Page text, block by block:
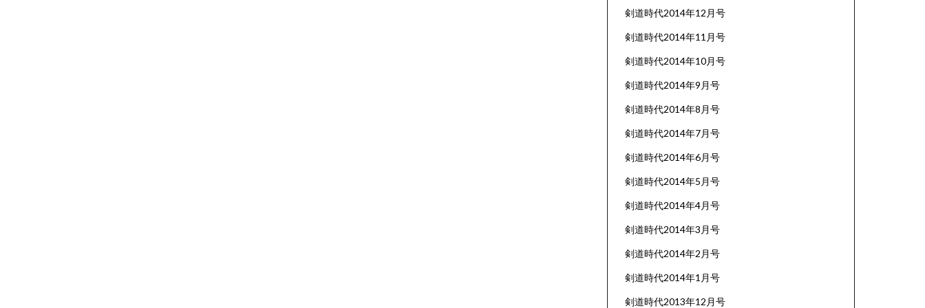
剣道時代2014年12月号
剣道時代2014年11月号
剣道時代2014年10月号
剣道時代2014年9月号
剣道時代2014年8月号
剣道時代2014年7月号
剣道時代2014年6月号
剣道時代2014年5月号
剣道時代2014年4月号
剣道時代2014年3月号
剣道時代2014年2月号
剣道時代2014年1月号
剣道時代2013年12月号